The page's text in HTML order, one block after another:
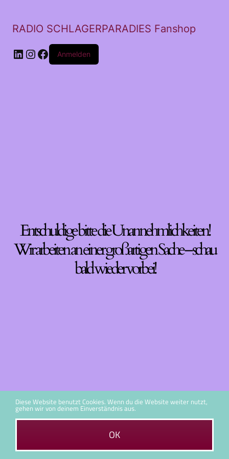
RADIO SCHLAGERPARADIES Fanshop
LinkedIn
Instagram
Facebook
Anmelden
Entschuldige bitte die Unannehmlichkeiten!
Wir arbeiten an einer großartigen Sache – schau
bald wieder vorbei!
Diese Website benutzt Cookies. Wenn du die Website weiter nutzt,
gehen wir von deinem Einverständnis aus.
OK